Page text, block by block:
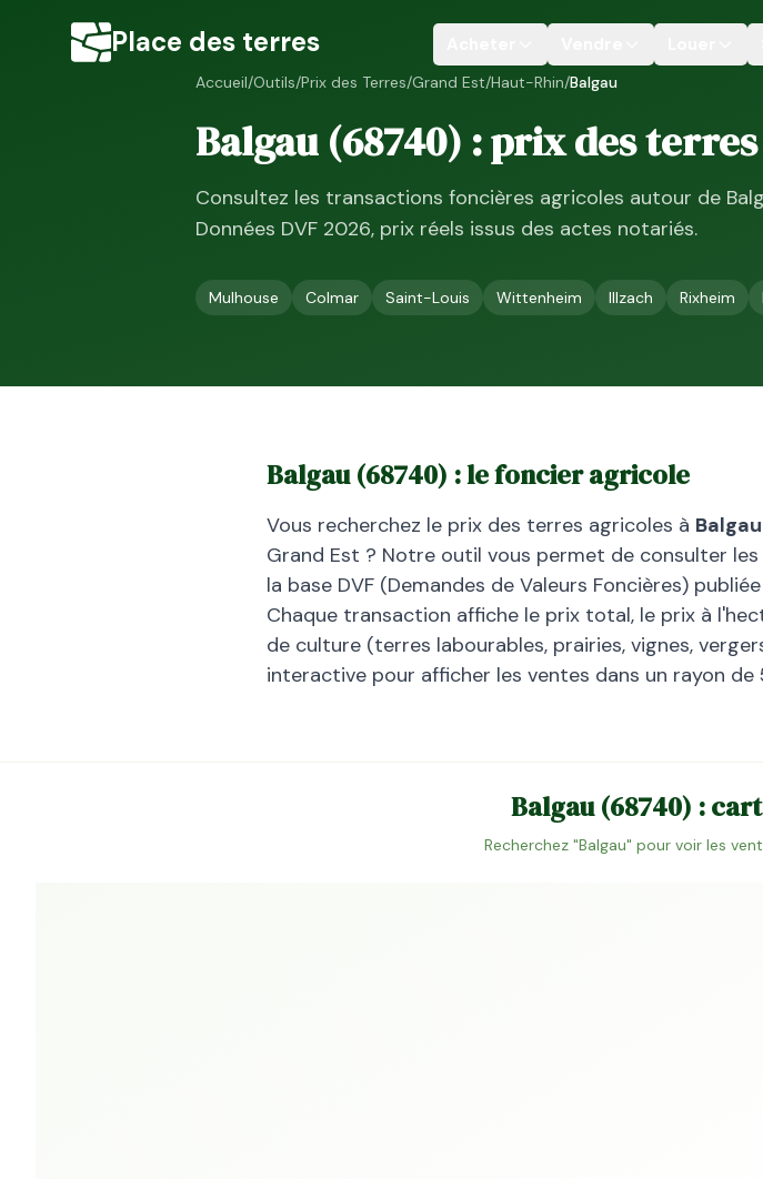
Place des terres
Accueil/Outils/Prix des Terres/Grand Est/Haut-Rhin/Balgau
Balgau(68740) : prix des
Consultez les transactions foncières agricoles autour de
Données DVF 2026, prix réels issus des actes notariés.
Mulhouse Colmar Saint-Louis Wittenheim Illzach Rixheim
Balgau(68740) : le foncier agricole
Vous recherchez le prix des terres agricoles à Balgau
Grand Est ? Notre outil vous permet de consulter
la base DVF (Demandes de Valeurs Foncières) publiée
Chaque transaction affiche le prix total, le prix à
de culture (terres labourables, prairies, vignes,
interactive pour afficher les ventes dans un rayon de
Balgau(68740) :
Recherchez "Balgau" pour voir les